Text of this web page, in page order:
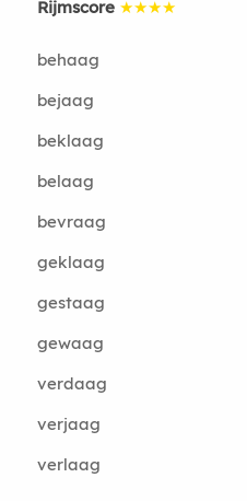
Rijmscore ★★★★
behaag
bejaag
beklaag
belaag
bevraag
geklaag
gestaag
gewaag
verdaag
verjaag
verlaag